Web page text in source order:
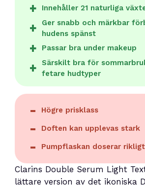
Innehåller 21 naturliga
Ger snabb och märkbar
hudens spänst
Passar bra under makeup
Särskilt bra för
fetare hudtyper
Högre prisklass
Doften kan upplevas stark
Pumpflaskan doserar rikligt
Clarins Double Serum Light
lättare version av det ikoniska